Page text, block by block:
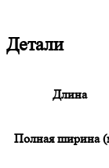
Детали
Длина
Полная ширина